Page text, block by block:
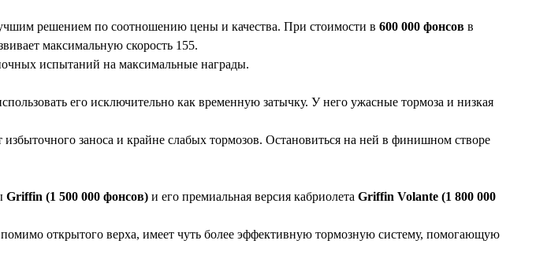
решением по соотношению цены и качества. При стоимости в 600 000 фонсов в
максимальную скорость 155.
испытаний на максимальные награды.
его исключительно как временную затычку. У него ужасные тормоза и низкая
заноса и крайне слабых тормозов. Остановиться на ней в финишном створе
Griffin (1 500 000 фонсов) и его премиальная версия кабриолета Griffin Volante (1 800 000
открытого верха, имеет чуть более эффективную тормозную систему, помогающую